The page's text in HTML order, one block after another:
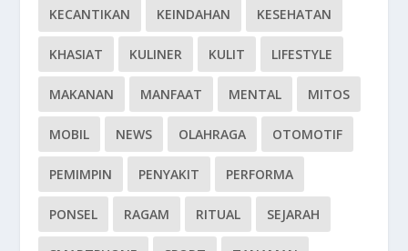
KECANTIKAN KEINDAHAN KESEHATAN
KHASIAT KULINER KULIT LIFESTYLE
MAKANAN MANFAAT MENTAL MITOS
MOBIL NEWS OLAHRAGA OTOMOTIF
PEMIMPIN PENYAKIT PERFORMA
PONSEL RAGAM RITUAL SEJARAH